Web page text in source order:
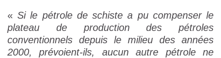
«Si le pétrole de schiste a pu compenser le
plateau de production des pétroles
conventionnels depuis le milieu des années
2000, prévoient-ils, aucun autre pétrole ne